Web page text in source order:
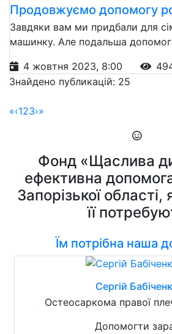
Продовжуємо допомогу
Завдяки вам ми придбали для
машинку. Але подальша
4 жовтня 2023, 8:00
Знайдено публикацій: 25
«‹123›»
Фонд «Щаслива
ефективна
Запорізької області,
її
Їм потрібна наша
Сергій
Остеосаркома правої
Допомогти